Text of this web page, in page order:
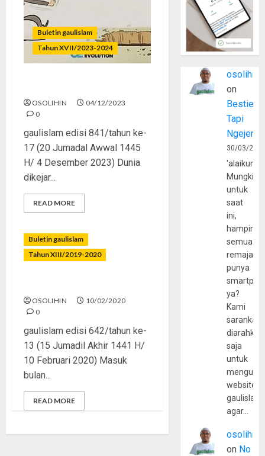
Buletin gaulislam
Tahun XVII/2023-2024
OSOLIHIN
04/12/2023
0
gaulislam edisi 841/tahun ke-
17 (20 Jumadal Awwal 1445
H/ 4 Desember 2023) Dunia
dikejar...
READ MORE
Buletin gaulislam
Tahun XIII/2019-2020
OSOLIHIN
10/02/2020
0
gaulislam edisi 642/tahun ke-
13 (15 Jumadil Akhir 1441 H/
10 Februari 2020) Masuk
bulan...
READ MORE
osolihin
on
Bestie
Tapi
30/03/
Mungkin
untuk
saat
ini,
hampir
semua
remaja
punya
ya?
Kami
sarankan,
diarahkan
saja
untuk
website
agar…
osolihin
on No